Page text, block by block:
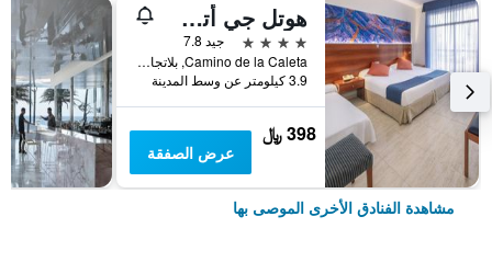
هوتل جي أتش تي ساجارو مار
4 نجوم
جيد 7.8
Camino de la Caleta, بلاتجا دو أرو, كاتالونيا, أسبانيا
3.9 كيلومتر عن وسط المدينة
398 ﷼
عرض الصفقة
مشاهدة الفنادق الأخرى الموصى بها